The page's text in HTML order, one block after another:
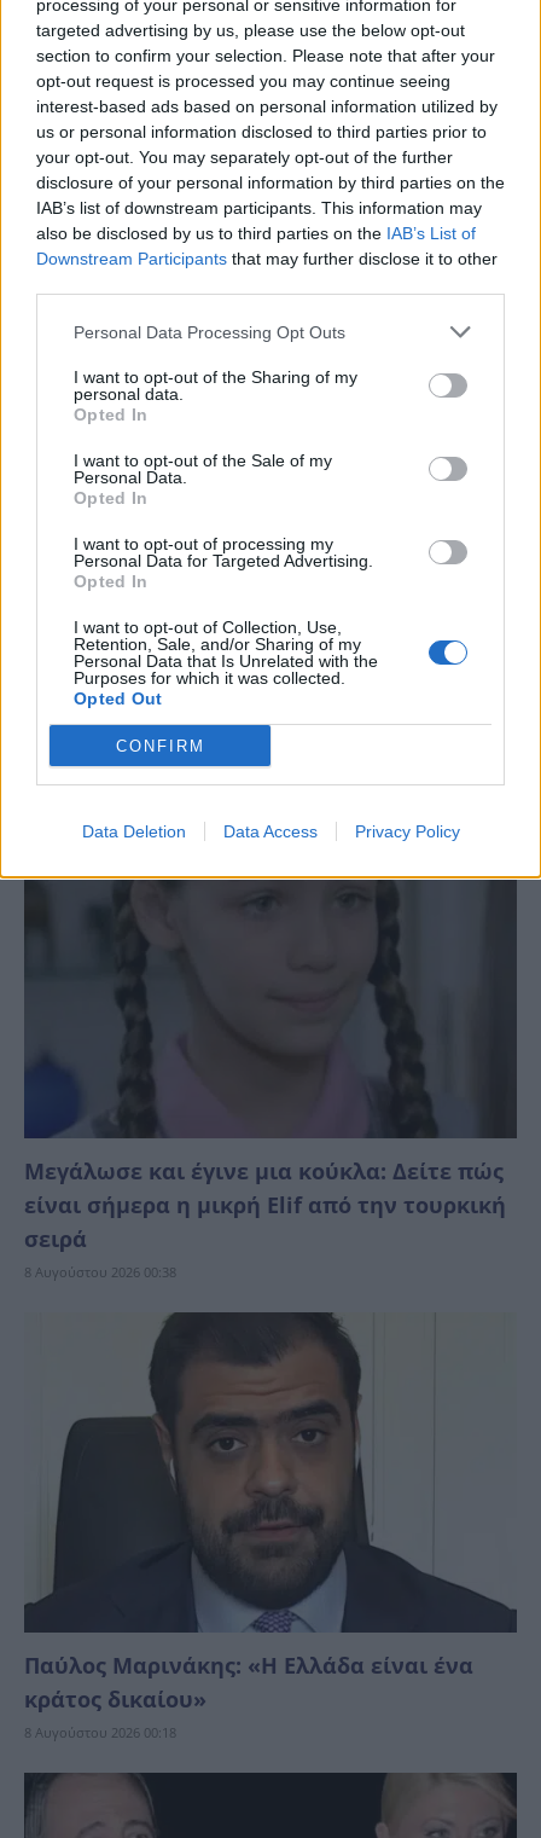
processing of your personal or sensitive information for
targeted advertising by us, please use the below opt-out
section to confirm your selection. Please note that after your
opt-out request is processed you may continue seeing
interest-based ads based on personal information utilized by
us or personal information disclosed to third parties prior to
your opt-out. You may separately opt-out of the further
disclosure of your personal information by third parties on the
IAB’s list of downstream participants. This information may
also be disclosed by us to third parties on the IAB’s List of
Downstream Participants that may further disclose it to other
Personal Data Processing Opt Outs
I want to opt-out of the Sharing of my
personal data.
Opted In
I want to opt-out of the Sale of my
Personal Data.
Opted In
I want to opt-out of processing my
Personal Data for Targeted Advertising.
Opted In
I want to opt-out of Collection, Use,
Retention, Sale, and/or Sharing of my
Personal Data that Is Unrelated with the
Purposes for which it was collected.
Opted Out
CONFIRM
Data Deletion Data Access Privacy Policy
Η Λίλα Μπακλέση γέννησε το πρώτο της
παιδί – Η τρυφερή ανάρτηση του
συντρόφου της
Μαργαρίτα Θεοδωράκη: «Ξυπνάω στις 4 το
πρωί, έχω 45 γάτες και 22 σκυλιά, είναι τα
παιδιά μου»
Μεγάλωσε και έγινε μια κούκλα: Δείτε πώς
είναι σήμερα η μικρή Elif από την τουρκική
σειρά
8 Αυγούστου 2026 00:38
Παύλος Μαρινάκης: «Η Ελλάδα είναι ένα
κράτος δικαίoυ»
8 Αυγούστου 2026 00:18